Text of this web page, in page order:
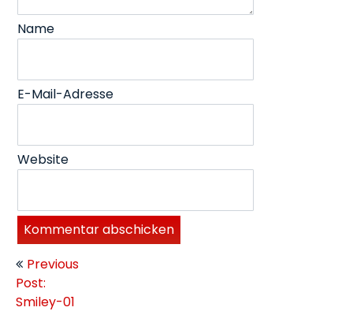
Name
E-Mail-Adresse
Website
Beitragsnavigation
Previous
Post:
Smiley-01